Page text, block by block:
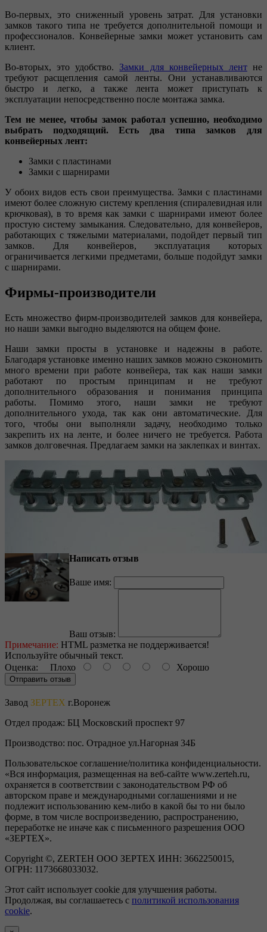
Во-первых, это сниженный уровень затрат. Для установки
замков такого типа не требуется дополнительной помощи и
профессионалов. Конвейерные замки может установить сам
клиент.
Во-вторых, это удобство. Замки для конвейерных лентне
требуют расщепления самой ленты. Они устанавливаются
быстро и легко, а также лента может приступать к
эксплуатации непосредственно после монтажа замка.
Тем не менее, чтобы замок работал успешно, необходимо
выбрать подходящий. Есть два типа замков для
конвейерных лент:
Замки с пластинами
Замки с шарнирами
У обоих видов есть свои преимущества. Замки с пластинами
имеют более сложную систему крепления (спиралевидная или
крючковая), в то время как замки с шарнирами имеют более
простую систему замыкания. Следовательно, для конвейеров,
работающих с тяжелыми материалами, подойдет первый тип
замков. Для конвейеров, эксплуатация которых
ограничивается легкими предметами, больше подойдут замки
с шарнирами.
Фирмы-производители
Есть множество фирм-производителей замков для конвейера,
но наши замки выгодно выделяются на общем фоне.
Наши замки просты в установке и надежны в работе.
Благодаря установке именно наших замков можно сэкономить
много времени при работе конвейера, так как наши замки
работают по простым принципам и не требуют
дополнительного образования и понимания принципа
работы. Помимо этого, наши замки не требуют
дополнительного ухода, так как они автоматические. Для
того, чтобы они выполняли задачу, необходимо только
закрепить их на ленте, и более ничего не требуется. Работа
замков долговечная. Предлагаем замки на заклепках и винтах.
Написать отзыв
Ваше имя:
Ваш отзыв:
Примечание: HTML разметка не поддерживается!
Используйте обычный текст.
Оценка: Плохо Хорошо
Отправить отзыв
Завод ЗЕРТЕХ г.Воронеж
Отдел продаж: БЦ Московский проспект 97
Производство: пос. Отрадное ул.Нагорная 34Б
Пользовательское соглашение/политика конфиденциальности.
«Вся информация, размещенная на веб-сайте www.zerteh.ru,
охраняется в соответствии с законодательством РФ об
авторском праве и международными соглашениями и не
подлежит использованию кем-либо в какой бы то ни было
форме, в том числе воспроизведению, распространению,
переработке не иначе как с письменного разрешения ООО
«ЗЕРТЕХ».
Copyright ©, ZERTEH ООО ЗЕРТЕХ ИНН: 3662250015,
ОГРН: 1173668033032.
Этот сайт использует cookie для улучшения работы.
Продолжая, вы соглашаетесь с политикой использования
cookie.